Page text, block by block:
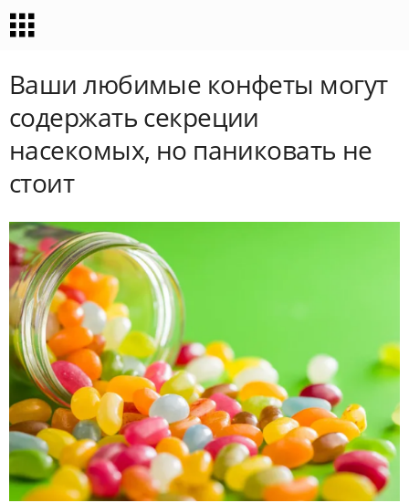
Ваши любимые конфеты могут
содержать секреции
насекомых, но паниковать не
стоит